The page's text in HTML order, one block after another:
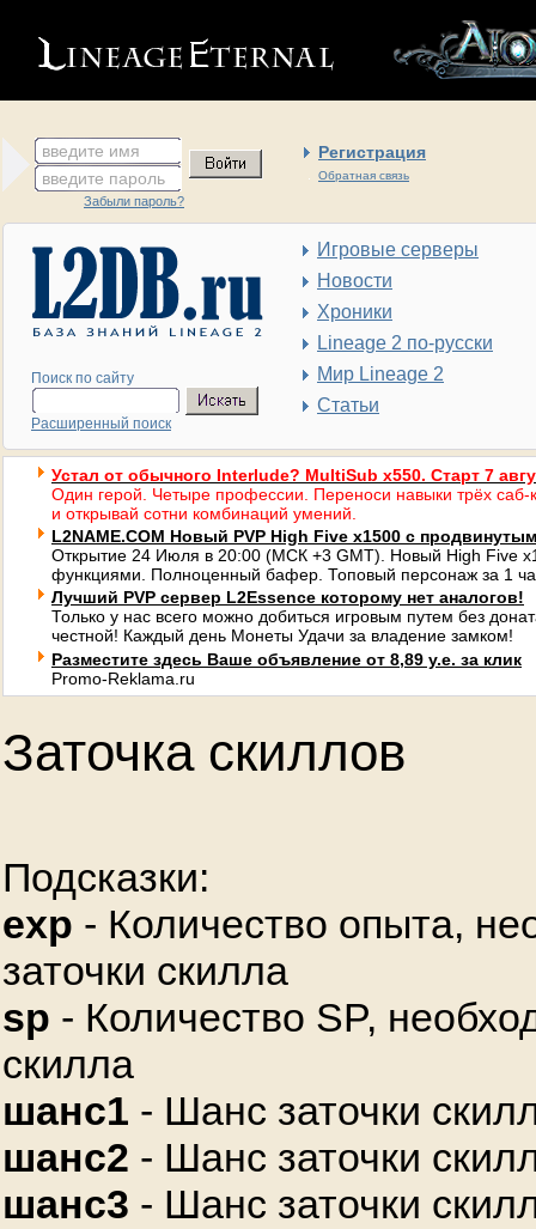
введите имя Регистрация
Обратная связь
введите пароль
Забыли пароль?
Поиск по сайту
Расширенный поиск
Игровые серверы
Новости
Хроники
Lineage 2 по-русски
Мир Lineage 2
Статьи
Устал от обычного Interlude? MultiSub x550. Старт 7
Один герой. Четыре профессии. Переноси навыки трёх саб-
и открывай сотни комбинаций умений.
L2NAME.COM Новый PVP High Five x1500 с
Открытие 24 Июля в 20:00 (МСК +3 GMT). Новый High Five
функциями. Полноценный бафер. Топовый персонаж за 1
Лучший PVP сервер L2Essence которому нет аналогов!
Только у нас всего можно добиться игровым путем без
честной! Каждый день Монеты Удачи за владение замком!
Разместите здесь Ваше объявление от 8,89 у.е. за клик
Promo-Reklama.ru
Заточка скиллов
Подсказки:
exp - Количество опыта,
заточки скилла
sp - Количество SP,
скилла
шанс1 - Шанс заточки
шанс2 - Шанс заточки
шанс3 - Шанс заточки